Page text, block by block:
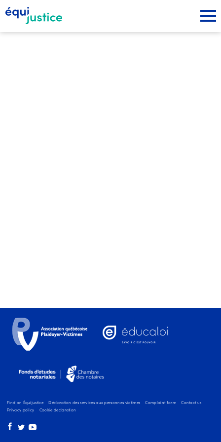
Find an Équijustice Déclaration des services aux personnes victimes Complaint form
Contact us
Privacy policy
Cookie declaration